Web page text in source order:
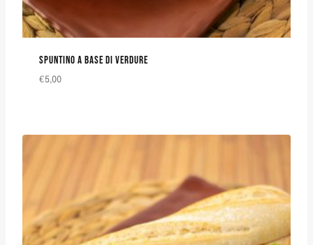
SPUNTINO A BASE DI VERDURE
€5,00